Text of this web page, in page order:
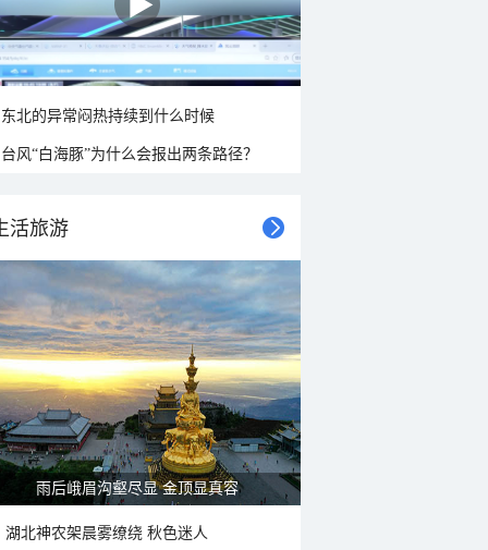
东北的异常闷热持续到什么时候
台风“白海豚”为什么会报出两条路径？
活旅游
雨后峨眉沟壑尽显 金顶显真容
湖北神农架晨雾缭绕 秋色迷人